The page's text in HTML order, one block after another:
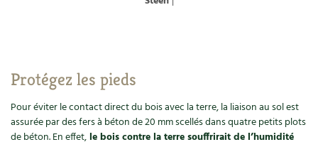
Protégez les pieds
Pour éviter le contact direct du bois avec la terre, la liaison au sol est
assurée par des fers à béton de 20 mm scellés dans quatre petits plots
de béton. En effet, le bois contre la terre souffrirait de l’humidité